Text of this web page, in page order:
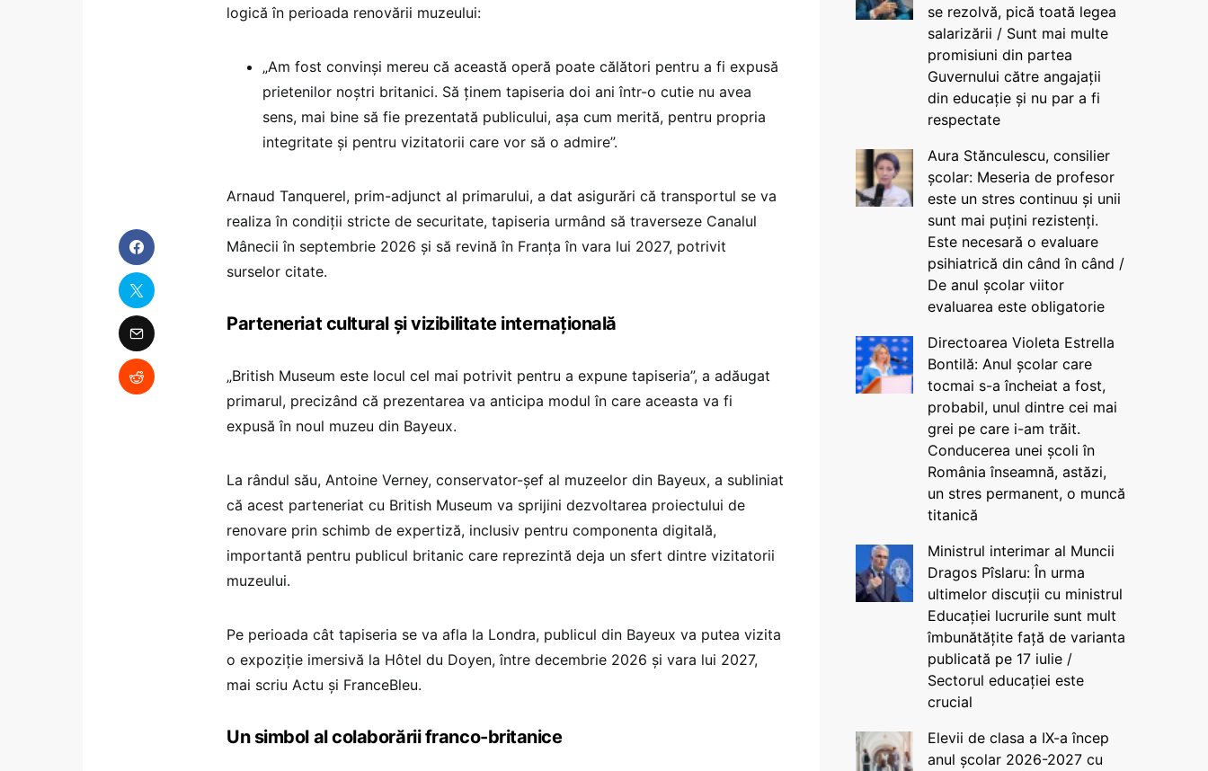
logică în perioada renovării muzeului:
„Am fost convinși mereu că această operă poate călători pentru a fi expusă
prietenilor noștri britanici. Să ținem tapiseria doi ani într-o cutie nu avea
sens, mai bine să fie prezentată publicului, așa cum merită, pentru propria
integritate și pentru vizitatorii care vor să o admire”.
Arnaud Tanquerel, prim-adjunct al primarului, a dat asigurări că transportul se va
realiza în condiții stricte de securitate, tapiseria urmând să traverseze Canalul
Mânecii în septembrie 2026 și să revină în Franța în vara lui 2027, potrivit
surselor citate.
Parteneriat cultural și vizibilitate internațională
„British Museum este locul cel mai potrivit pentru a expune tapiseria”, a adăugat
primarul, precizând că prezentarea va anticipa modul în care aceasta va fi
expusă în noul muzeu din Bayeux.
La rândul său, Antoine Verney, conservator-șef al muzeelor din Bayeux, a subliniat
că acest parteneriat cu British Museum va sprijini dezvoltarea proiectului de
renovare prin schimb de expertiză, inclusiv pentru componenta digitală,
importantă pentru publicul britanic care reprezintă deja un sfert dintre vizitatorii
muzeului.
Pe perioada cât tapiseria se va afla la Londra, publicul din Bayeux va putea vizita
o expoziție imersivă la Hôtel du Doyen, între decembrie 2026 și vara lui 2027,
mai scriu Actu și FranceBleu.
Un simbol al colaborării franco-britanice
se rezolvă, pică toată legea
salarizării / Sunt mai multe
promisiuni din partea
Guvernului către angajații
din educație și nu par a fi
respectate
Aura Stănculescu, consilier
școlar: Meseria de profesor
este un stres continuu și unii
sunt mai puțini rezistenți.
Este necesară o evaluare
psihiatrică din când în când /
De anul școlar viitor
evaluarea este obligatorie
Directoarea Violeta Estrella
Bontilă: Anul școlar care
tocmai s-a încheiat a fost,
probabil, unul dintre cei mai
grei pe care i-am trăit.
Conducerea unei școli în
România înseamnă, astăzi,
un stres permanent, o muncă
titanică
Ministrul interimar al Muncii
Dragos Pîslaru: În urma
ultimelor discuții cu ministrul
Educației lucrurile sunt mult
îmbunătățite față de varianta
publicată pe 17 iulie /
Sectorul educației este
crucial
Elevii de clasa a IX-a încep
anul școlar 2026-2027 cu